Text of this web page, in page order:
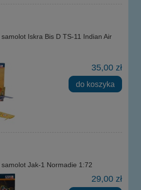
Iskra Bis D TS-11 Indian Air
35,00 zł
do koszyka
Jak-1 Normadie 1:72
29,00 zł